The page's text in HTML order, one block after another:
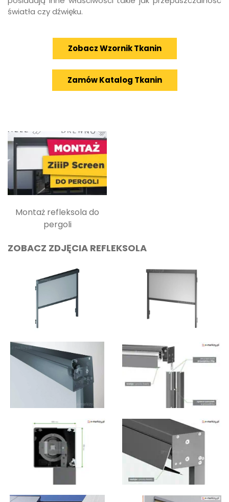
światła czy dźwięku.
Zobacz Wzornik Tkanin
Zamów Katalog Tkanin
Montaż refleksola do
pergoli
ZOBACZ ZDJĘCIA REFLEKSOLA